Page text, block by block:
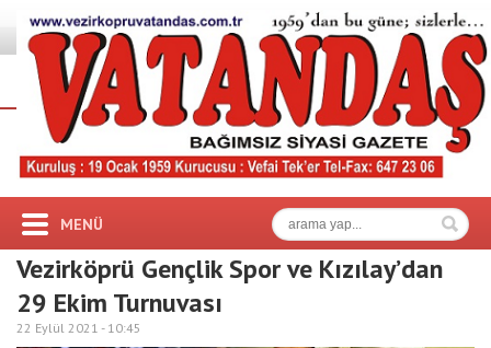
MENÜ
Vezirköprü Gençlik Spor ve Kızılay’dan
29 Ekim Turnuvası
22 Eylül 2021 - 10:45